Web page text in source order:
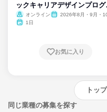
ックキャリアデザインプログ
ム
オンライン
2026年8月・9月・
1日
お気に入り
トッ
同じ業種の募集を探す